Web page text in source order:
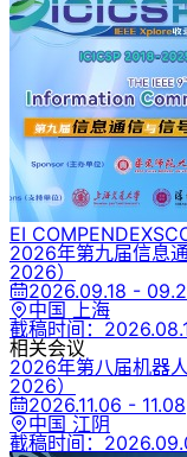
EI COMPENDEX
2026年第九届信息
2026）
2026.09.18 -
中国 上海
截稿时间：
相关会议
2026年第八届机器
2026）
2026.11.06 - 11.08
中国 江阴
截稿时间：